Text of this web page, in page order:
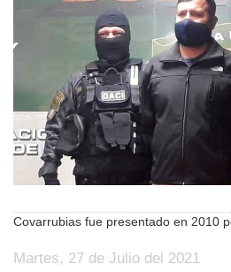
Covarrubias fue presentado en 2010
Martes, 27 de Julio del 2021